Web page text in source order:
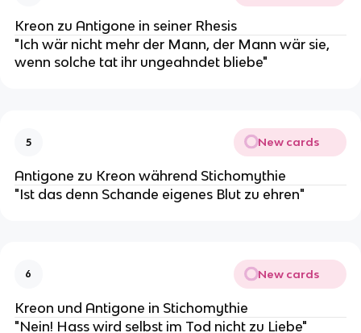
Kreon zu Antigone in seiner Rhesis
"Ich wär nicht mehr der Mann, der Mann wär sie,
wenn solche tat ihr ungeahndet bliebe"
5 New cards
Antigone zu Kreon während Stichomythie
"Ist das denn Schande eigenes Blut zu ehren"
6 New cards
Kreon und Antigone in Stichomythie
"Nein! Hass wird selbst im Tod nicht zu Liebe"